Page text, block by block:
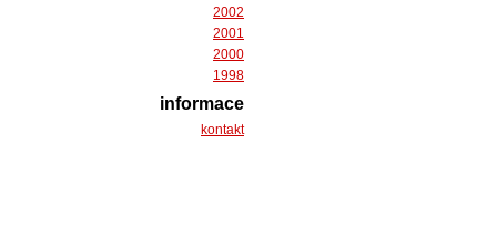
2002
2001
2000
1998
informace
kontakt